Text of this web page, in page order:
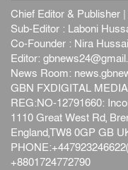
আজ থেকে
জাতীয়
ফের বন্যার
জাতীয়
জুলাইয়ের
স্বর...
জাতীয়
Chief Editor & Publisher
Sub-Editor : Laboni
Co-Founder : Nira
Editor:
News Room:
GBN FXDIGITAL
REG:NO-12791660:
1110 Great West Rd,
England,TW8 0GP GB
+8801724772790